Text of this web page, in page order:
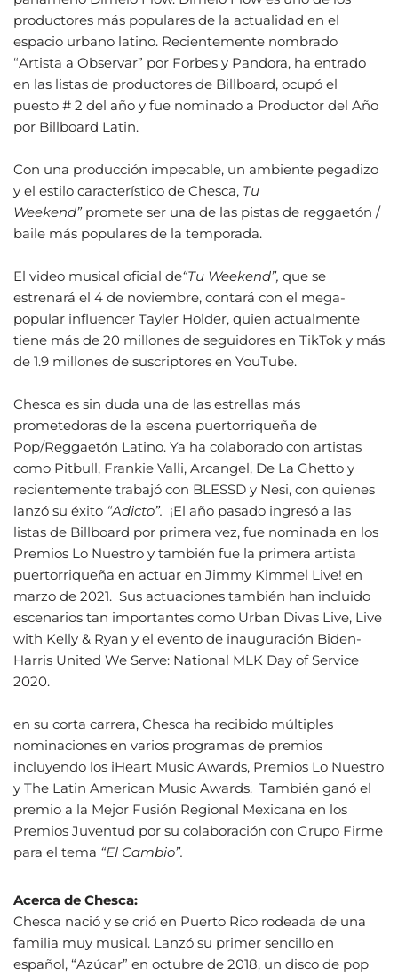
productores más populares de la actualidad en el
espacio urbano latino. Recientemente nombrado
“Artista a Observar” por Forbes y Pandora, ha entrado
en las listas de productores de Billboard, ocupó el
puesto # 2 del año y fue nominado a Productor del Año
por Billboard Latin.
Con una producción impecable, un ambiente pegadizo
y el estilo característico de Chesca, Tu
Weekend” promete ser una de las pistas de reggaetón /
baile más populares de la temporada.
El video musical oficial de“Tu Weekend”, que se
estrenará el 4 de noviembre, contará con el mega-
popular influencer Tayler Holder, quien actualmente
tiene más de 20 millones de seguidores en TikTok y más
de 1.9 millones de suscriptores en YouTube.
Chesca es sin duda una de las estrellas más
prometedoras de la escena puertorriqueña de
Pop/Reggaetón Latino. Ya ha colaborado con artistas
como Pitbull, Frankie Valli, Arcangel, De La Ghetto y
recientemente trabajó con BLESSD y Nesi, con quienes
lanzó su éxito “Adicto”. ¡El año pasado ingresó a las
listas de Billboard por primera vez, fue nominada en los
Premios Lo Nuestro y también fue la primera artista
puertorriqueña en actuar en Jimmy Kimmel Live! en
marzo de 2021. Sus actuaciones también han incluido
escenarios tan importantes como Urban Divas Live, Live
with Kelly & Ryan y el evento de inauguración Biden-
Harris United We Serve: National MLK Day of Service
2020.
en su corta carrera, Chesca ha recibido múltiples
nominaciones en varios programas de premios
incluyendo los iHeart Music Awards, Premios Lo Nuestro
y The Latin American Music Awards. También ganó el
premio a la Mejor Fusión Regional Mexicana en los
Premios Juventud por su colaboración con Grupo Firme
para el tema “El Cambio”.
Acerca de Chesca:
Chesca nació y se crió en Puerto Rico rodeada de una
familia muy musical. Lanzó su primer sencillo en
español, “Azúcar” en octubre de 2018, un disco de pop